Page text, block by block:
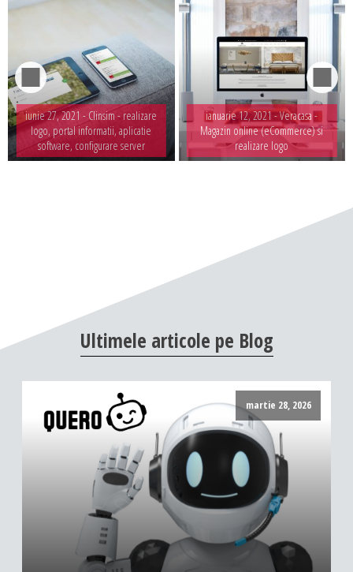
iunie 27, 2021 - Clinsim - realizare
logo, portal informatii, aplicatie
software, configurare server
ianuarie 12, 2021 -Veracasa -
Magazin online (eCommerce) si
realizare logo
Ultimele articole pe Blog
martie 28, 2026